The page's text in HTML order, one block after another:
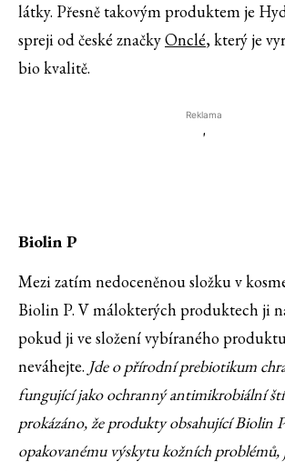
látky. Přesně takovým produktem je
spreji od české značkyOnclé, který je
bio kvalitě.
Reklama
'
Biolin P
Mezi zatím nedoceněnou složku v
Biolin P. V málokterých produktech ji
pokud ji ve složení vybíraného
neváhejte. Jde o přírodní prebiotikum
fungující jako ochranný antimikrobiální
prokázáno, že produkty obsahující Biolin
opakovanému výskytu kožních problémů,